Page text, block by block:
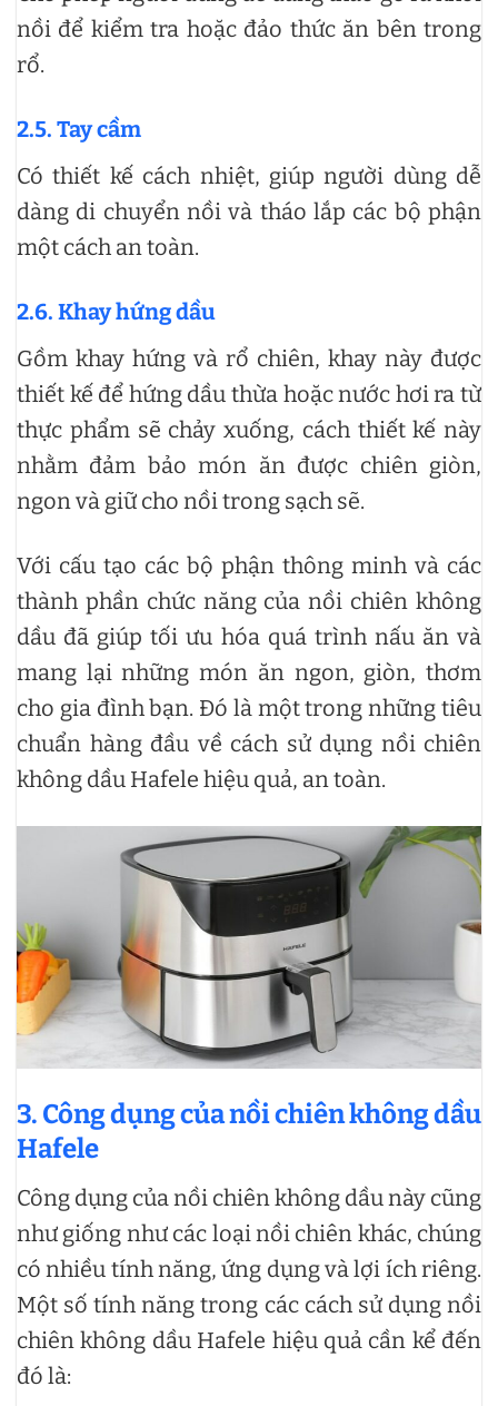
nồi để kiểm tra hoặc đảo thức ăn bên trong
rổ.
2.5. Tay cầm
Có thiết kế cách nhiệt, giúp người dùng dễ
dàng di chuyển nồi và tháo lắp các bộ phận
một cách an toàn.
2.6. Khay hứng dầu
Gồm khay hứng và rổ chiên, khay này được
thiết kế để hứng dầu thừa hoặc nước hơi ra từ
thực phẩm sẽ chảy xuống, cách thiết kế này
nhằm đảm bảo món ăn được chiên giòn,
ngon và giữ cho nồi trong sạch sẽ.
Với cấu tạo các bộ phận thông minh và các
thành phần chức năng của nồi chiên không
dầu đã giúp tối ưu hóa quá trình nấu ăn và
mang lại những món ăn ngon, giòn, thơm
cho gia đình bạn. Đó là một trong những tiêu
chuẩn hàng đầu về cách sử dụng nồi chiên
không dầu Hafele hiệu quả, an toàn.
3. Công dụng của nồi chiên không dầu
Hafele
Công dụng của nồi chiên không dầu này cũng
như giống như các loại nồi chiên khác, chúng
có nhiều tính năng, ứng dụng và lợi ích riêng.
Một số tính năng trong các cách sử dụng nồi
chiên không dầu Hafele hiệu quả cần kể đến
đó là: